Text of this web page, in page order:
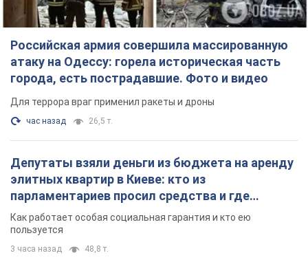
Российская армия совершила массированную
атаку на Одессу: горела историческая часть
города, есть пострадавшие. Фото и видео
Для террора враг применил ракеты и дроны
час назад 26,5 т.
Депутаты взяли деньги из бюджета на аренду
элитных квартир в Киеве: кто из
парламентариев просил средства и где
поселился
Как работает особая социальная гарантия и кто ею
пользуется
3 часа назад 48,8 т.